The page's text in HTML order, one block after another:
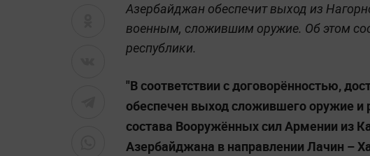
Азербайджан обеспечит выход из
военным, сложившим оружие. Об этом
республики.
"В соответствии с договорённостью,
обеспечен выход сложившего оружие и
состава Вооружённых сил Армении из
Азербайджана в направлении Лачин –